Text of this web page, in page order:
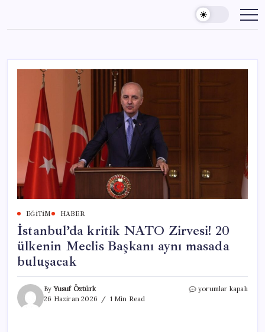
content
EĞITIM HABER
İstanbul’da kritik NATO Zirvesi! 20
ülkenin Meclis Başkanı aynı masada
buluşacak
ByYusuf Öztürk
26 Haziran 2026
1 Min Read
İstanbul’da
yorumlar kapalı